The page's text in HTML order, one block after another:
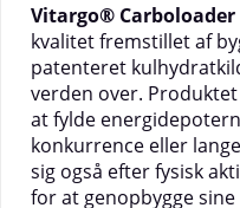
Vitargo® Carboloader
kvalitet fremstillet af
patenteret
verden over.
at fylde
konkurrence eller
sig også efter fysisk
for at genopbygge